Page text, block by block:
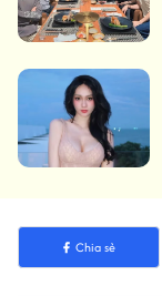
Chia sẻ